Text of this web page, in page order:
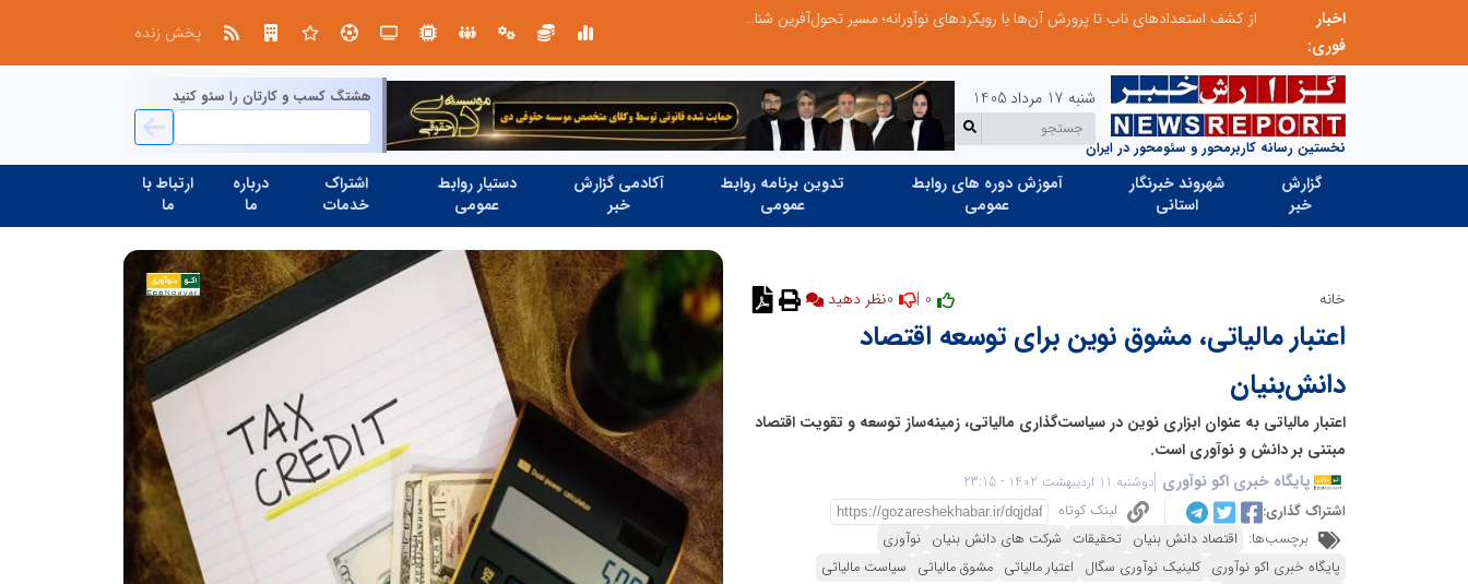
اخبار
فوری:
از کشف استعدادهای ناب تا پرورش آن‌ها با رویکردهای نوآورانه؛ مسیر تحول‌آفرین شنای ایران در سطح جهانی
پخش زنده
نخستین رسانه کاربرمحور و سئومحور در ایران
شنبه 17 مرداد 1405 هشتگ کسب و کارتان را سئو کنید
گزارش
خبر
شهروند خبرنگار
استانی
آموزش دوره های روابط
عمومی
تدوین برنامه روابط
عمومی
آکادمی گزارش
خبر
دستیار روابط
عمومی
اشتراک
خدمات
درباره
ما
ارتباط با
ما
خانه
اعتبار مالیاتی، مشوق نوین برای توسعه اقتصاد
دانش‌بنیان
اعتبار مالیاتی به عنوان ابزاری نوین در سیاست‌گذاری مالیاتی، زمینه‌ساز توسعه و تقویت اقتصاد
مبتنی بر دانش و نوآوری است.
پایگاه خبری اکو نوآوری دوشنبه 11 اردیبهشت 1402 - 23:15
اشتراک گذاری:
لینک کوتاه
برچسب‌ها: اقتصاد دانش بنیان تحقیقات شرکت های دانش بنیان نوآوری
پایگاه خبری اکو نوآوری کلینیک نوآوری سگال اعتبار مالیاتی مشوق مالیاتی سیاست مالیاتی